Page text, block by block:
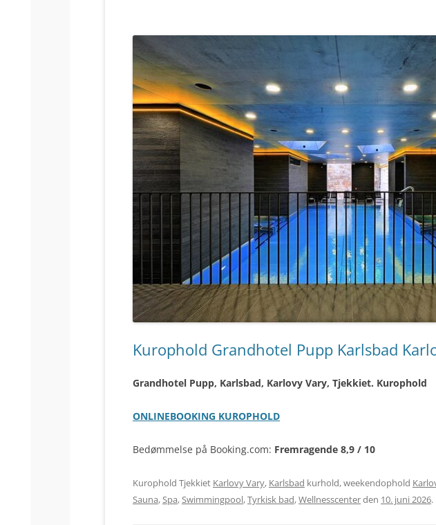
Kurophold Grandhotel Pupp Karlsbad
Grandhotel Pupp, Karlsbad, Karlovy Vary, Tjekkiet. Kurophold
ONLINEBOOKING KUROPHOLD
Bedømmelse på Booking.com: Fremragende 8,9 / 10
Kurophold Tjekkiet Karlovy Vary, Karlsbad kurhold, weekendophold
Sauna,Spa,Swimmingpool,Tyrkisk bad,Wellnesscenterden 10. juni 2026.